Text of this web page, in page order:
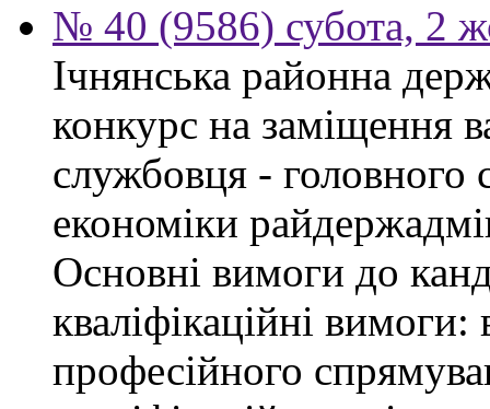
№ 40 (9586) субота, 2
Ічнянська районна
конкурс на заміщення
службовця - головного
економіки
Основні вимоги до
кваліфікаційні
професійного